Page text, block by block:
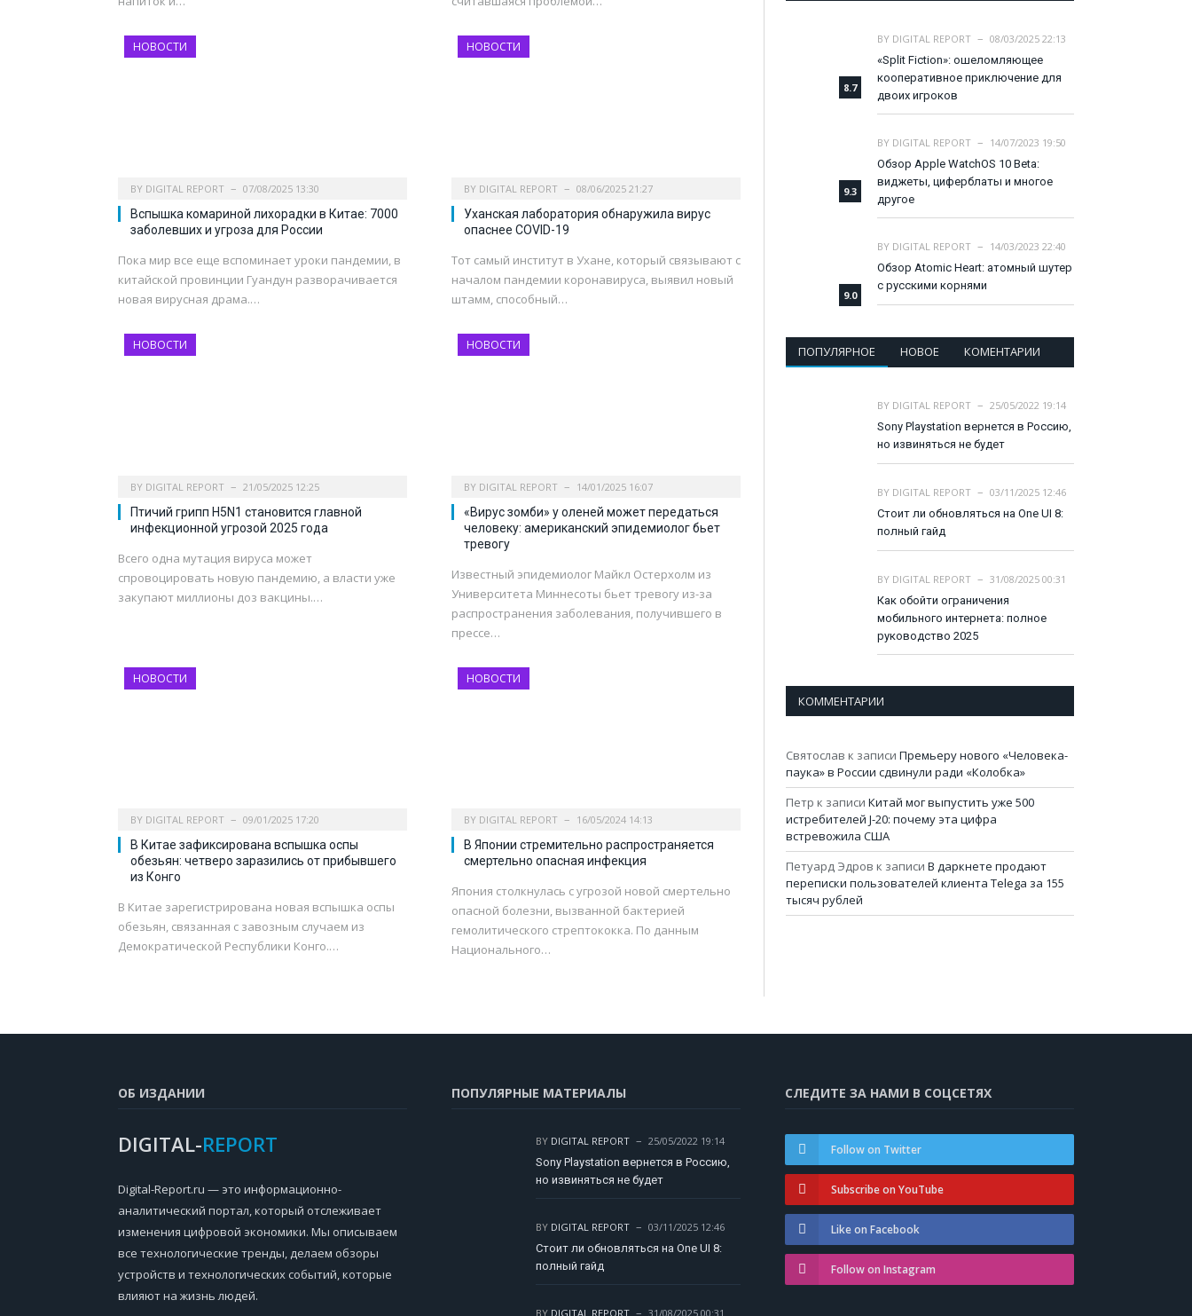
НОВОСТИ
BY DIGITAL REPORT 07/08/2025 13:30
Вспышка комариной лихорадки в Китае: 7000
заболевших и угроза для России
Пока мир все еще вспоминает уроки пандемии, в
китайской провинции Гуандун разворачивается
новая вирусная драма.…
НОВОСТИ
BY DIGITAL REPORT 08/06/2025 21:27
Уханская лаборатория обнаружила вирус
опаснее COVID-19
Тот самый институт в Ухане, который связывают с
началом пандемии коронавируса, выявил новый
штамм, способный…
НОВОСТИ
BY DIGITAL REPORT 21/05/2025 12:25
Птичий грипп H5N1 становится главной
инфекционной угрозой 2025 года
Всего одна мутация вируса может
спровоцировать новую пандемию, а власти уже
закупают миллионы доз вакцины.…
НОВОСТИ
BY DIGITAL REPORT 14/01/2025 16:07
«Вирус зомби» у оленей может передаться
человеку: американский эпидемиолог бьет
тревогу
Известный эпидемиолог Майкл Остерхолм из
Университета Миннесоты бьет тревогу из-за
распространения заболевания, получившего в
прессе…
НОВОСТИ
BY DIGITAL REPORT 09/01/2025 17:20
В Китае зафиксирована вспышка оспы
обезьян: четверо заразились от прибывшего
из Конго
В Китае зарегистрирована новая вспышка оспы
обезьян, связанная с завозным случаем из
Демократической Республики Конго.…
НОВОСТИ
BY DIGITAL REPORT 16/05/2024 14:13
В Японии стремительно распространяется
смертельно опасная инфекция
Япония столкнулась с угрозой новой смертельно
опасной болезни, вызванной бактерией
гемолитического стрептококка. По данным
Национального…
8.7
BY DIGITAL REPORT
08/03/2025 22:13
«Split Fiction»: ошеломляющее
кооперативное приключение для
двоих игроков
9.3
BY DIGITAL REPORT
14/07/2023 19:50
Обзор Apple WatchOS 10 Beta:
виджеты, циферблаты и многое
другое
9.0
BY DIGITAL REPORT
14/03/2023 22:40
Обзор Atomic Heart: атомный шутер
с русскими корнями
ПОПУЛЯРНОЕ НОВОЕ КОМЕНТАРИИ
BY DIGITAL REPORT
25/05/2022 19:14
Sony Playstation вернется в Россию,
но извиняться не будет
BY DIGITAL REPORT
03/11/2025 12:46
Стоит ли обновляться на One UI 8:
полный гайд
BY DIGITAL REPORT
31/08/2025 00:31
Как обойти ограничения
мобильного интернета: полное
руководство 2025
КОММЕНТАРИИ
Святослав к записи Премьеру нового «Человека-
паука» в России сдвинули ради «Колобка»
Петр к записи Китай мог выпустить уже 500
истребителей J-20: почему эта цифра
встревожила США
Петуард Эдров к записи В даркнете продают
переписки пользователей клиента Telega за 155
тысяч рублей
ОБ ИЗДАНИИ
DIGITAL-REPORT
Digital-Report.ru — это информационно-
аналитический портал, который отслеживает
изменения цифровой экономики. Мы описываем
все технологические тренды, делаем обзоры
устройств и технологических событий, которые
влияют на жизнь людей.
ПОПУЛЯРНЫЕ МАТЕРИАЛЫ
BY DIGITAL REPORT
25/05/2022 19:14
Sony Playstation вернется в Россию,
но извиняться не будет
BY DIGITAL REPORT
03/11/2025 12:46
Стоит ли обновляться на One UI 8:
полный гайд
BY DIGITAL REPORT 31/08/2025 00:31
СЛЕДИТЕ ЗА НАМИ В СОЦСЕТЯХ
Follow on Twitter
Subscribe on YouTube
Like on Facebook
Follow on Instagram